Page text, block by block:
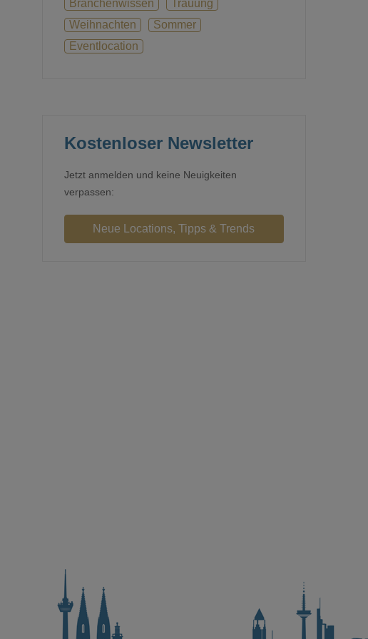
Branchenwissen
Trauung
Weihnachten
Sommer
Eventlocation
Kostenloser Newsletter
Jetzt anmelden und keine Neuigkeiten
verpassen: